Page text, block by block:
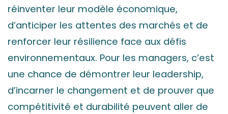
réinventer leur modèle économique,
d’anticiper les attentes des marchés et de
renforcer leur résilience face aux défis
environnementaux. Pour les managers, c’est
une chance de démontrer leur leadership,
d’incarner le changement et de prouver que
compétitivité et durabilité peuvent aller de